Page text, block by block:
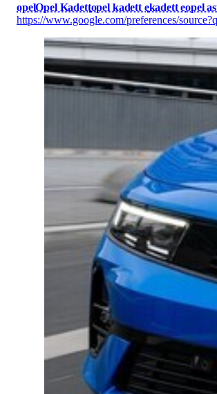
opelOpel Kadettopel kadett ekadett eopel
https://www.google.com/preferences/